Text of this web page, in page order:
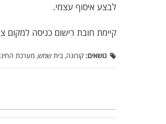
לבצע איסוף עצמי.
קיימת חובת רישום כניסה למקום
נושאים: קורונה, בית שמש, מערכת